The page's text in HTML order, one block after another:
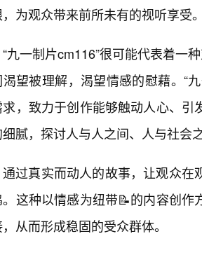
为观众带来前所未有的视听享受
“九一制片cm116”很可能代表着一
渴望被理解，渴望情感的慰藉。“
，致力于创作能够触动人心、
腻，探讨人与人之间、人与社会
通过真实而动人的故事，让观众在
这种以情感为纽带📝的内容创
从而形成稳固的受众群体。